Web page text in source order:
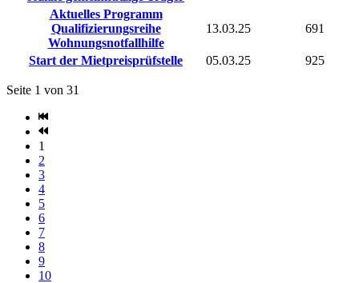
Aktuelles Programm
Qualifizierungsreihe
Wohnungsnotfallhilfe
13.03.25 691
Start der Mietpreisprüfstelle 05.03.25 925
Seite 1 von 31
1
2
3
4
5
6
7
8
9
10